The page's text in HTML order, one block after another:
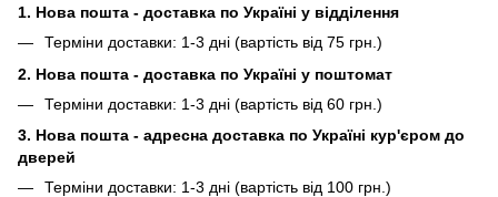
1. Нова пошта - доставка по Україні у відділення
Терміни доставки: 1-3 дні (вартість від 75 грн.)
2. Нова пошта - доставка по Україні у поштомат
Терміни доставки: 1-3 дні (вартість від 60 грн.)
3. Нова пошта - адресна доставка по Україні кур'єром до
дверей
Терміни доставки: 1-3 дні (вартість від 100 грн.)